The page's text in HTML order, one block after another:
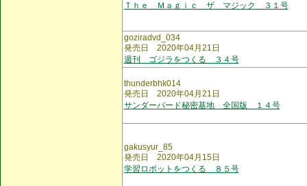
Ｔｈｅ Ｍａｇｉｃ ザ マジック ３１号
goziradvd_034
発売日 2020年04月21日
週刊 ゴジラをつくる ３４号
thunderbhk014
発売日 2020年04月21日
サンダーバード秘密基地 全国版 １４号
gakusyur_85
発売日 2020年04月15日
学習ロボットをつくる ８５号